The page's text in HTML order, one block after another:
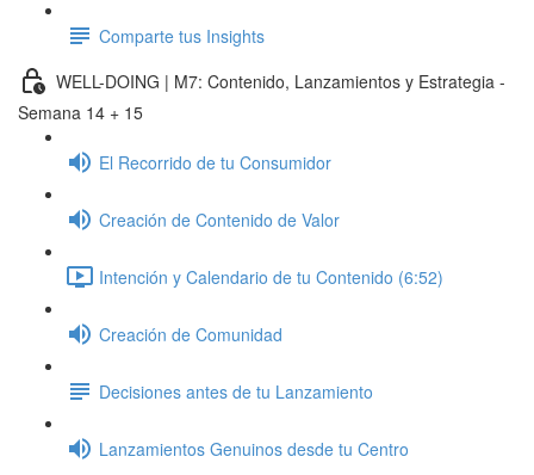
Comparte tus Insights
WELL-DOING | M7: Contenido, Lanzamientos y Estrategia -
Semana 14 + 15
El Recorrido de tu Consumidor
Creación de Contenido de Valor
Intención y Calendario de tu Contenido (6:52)
Creación de Comunidad
Decisiones antes de tu Lanzamiento
Lanzamientos Genuinos desde tu Centro